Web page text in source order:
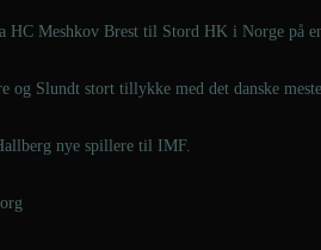
HC Meshkov Brest til Stord HK i Norge på
og Slundt stort tillykke med det danske
nye spillere til IMF.